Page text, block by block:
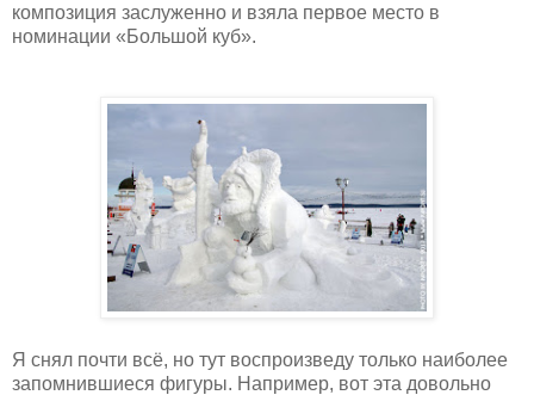
композиция заслуженно и взяла первое место в
номинации «Большой куб».
Я снял почти всё, но тут воспроизведу только наиболее
запомнившиеся фигуры. Например, вот эта довольно